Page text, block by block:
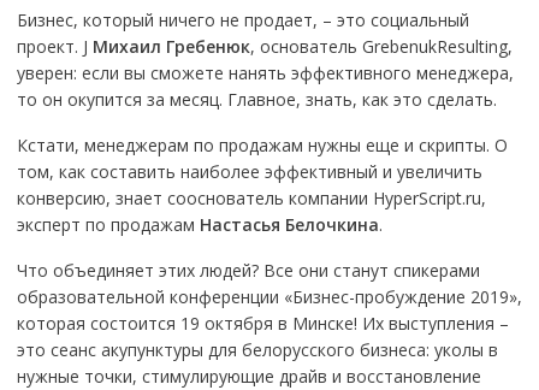
Бизнес, который ничего не продает, – это социальный
проект. J Михаил Гребенюк, основатель GrebenukResulting,
уверен: если вы сможете нанять эффективного менеджера,
то он окупится за месяц. Главное, знать, как это сделать.
Кстати, менеджерам по продажам нужны еще и скрипты. О
том, как составить наиболее эффективный и увеличить
конверсию, знает сооснователь компании HyperScript.ru,
эксперт по продажам Настасья Белочкина.
Что объединяет этих людей? Все они станут спикерами
образовательной конференции «Бизнес-пробуждение 2019»,
которая состоится 19 октября в Минске! Их выступления –
это сеанс акупунктуры для белорусского бизнеса: уколы в
нужные точки, стимулирующие драйв и восстановление